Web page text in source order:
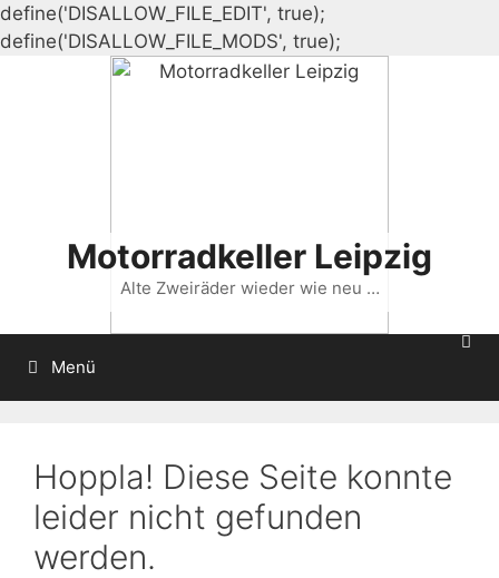
define('DISALLOW_FILE_EDIT', true);
define('DISALLOW_FILE_MODS', true);
Inhalt
Motorradkeller Leipzig
Alte Zweiräder wieder wie neu …
Menü
Hoppla! Diese Seite konnte
leider nicht gefunden
werden.